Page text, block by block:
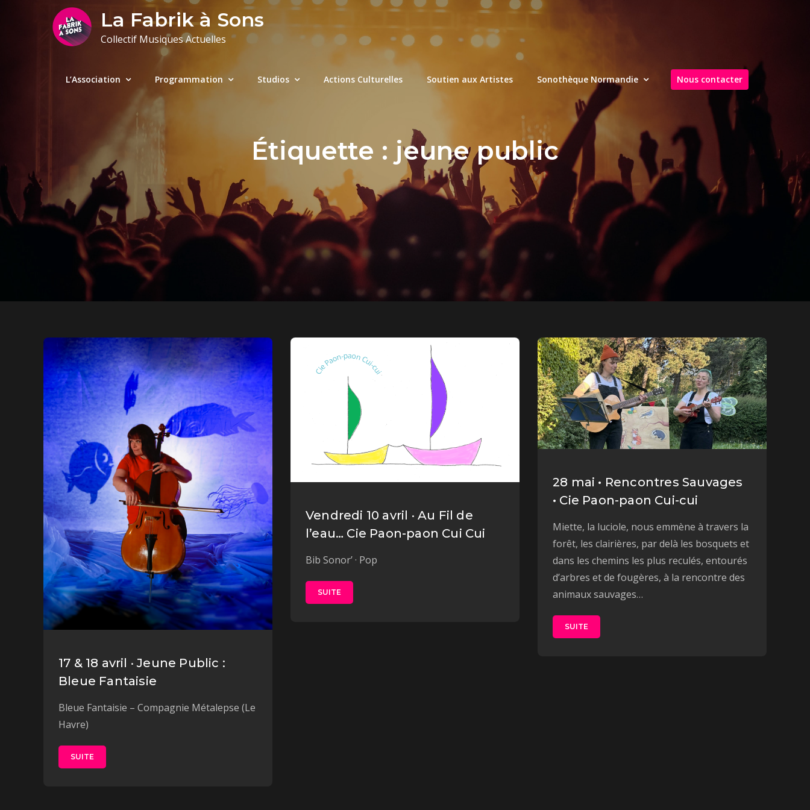
La Fabrik à Sons
Collectif Musiques Actuelles
L’Association Programmation Studios Actions Culturelles Soutien aux Artistes Sonothèque Normandie Nous contacter
Étiquette : jeune public
17 & 18 avril · Jeune Public :
Bleue Fantaisie
Bleue Fantaisie – Compagnie Métalepse (Le
Havre)
SUITE
Vendredi 10 avril · Au Fil de
l’eau… Cie Paon-paon Cui Cui
Bib Sonor’ · Pop
SUITE
28 mai • Rencontres Sauvages
• Cie Paon-paon Cui-cui
Miette, la luciole, nous emmène à travers la
forêt, les clairières, par delà les bosquets et
dans les chemins les plus reculés, entourés
d’arbres et de fougères, à la rencontre des
animaux sauvages…
SUITE